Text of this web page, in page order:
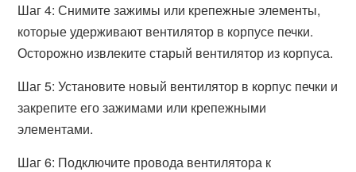
Шаг 4: Снимите зажимы или крепежные элементы,
которые удерживают вентилятор в корпусе печки.
Осторожно извлеките старый вентилятор из корпуса.
Шаг 5: Установите новый вентилятор в корпус печки и
закрепите его зажимами или крепежными
элементами.
Шаг 6: Подключите провода вентилятора к